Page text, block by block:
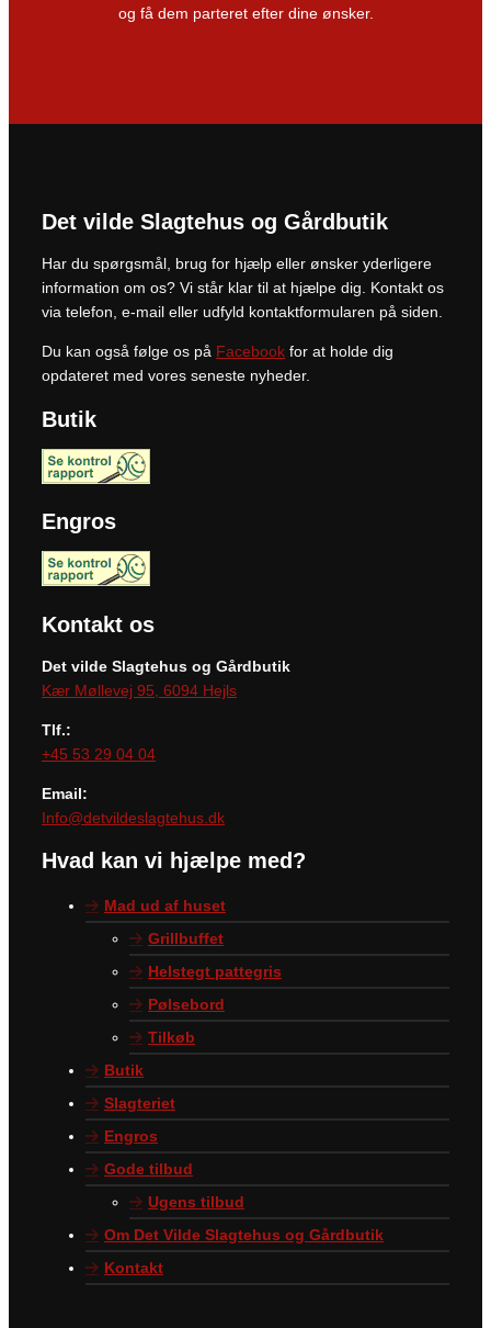
og få dem parteret efter dine ønsker.
Det vilde Slagtehus og Gårdbutik
Har du spørgsmål, brug for hjælp eller ønsker yderligere
information om os? Vi står klar til at hjælpe dig. Kontakt os
via telefon, e-mail eller udfyld kontaktformularen på siden.
Du kan også følge os på Facebook for at holde dig
opdateret med vores seneste nyheder.
Butik
Engros
Kontakt os
Det vilde Slagtehus og Gårdbutik
Kær Møllevej 95, 6094 Hejls
Tlf.:
+45 53 29 04 04
Email:
Info@detvildeslagtehus.dk
Hvad kan vi hjælpe med?
Mad ud af huset
Grillbuffet
Helstegt pattegris
Pølsebord
Tilkøb
Butik
Slagteriet
Engros
Gode tilbud
Ugens tilbud
Om Det Vilde Slagtehus og Gårdbutik
Kontakt